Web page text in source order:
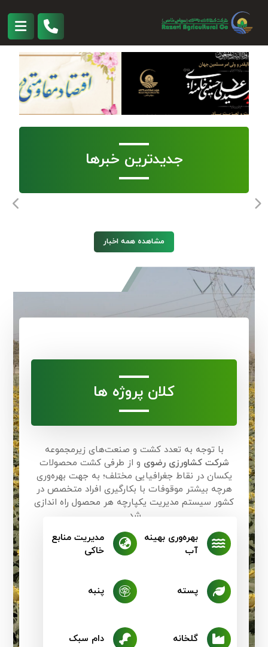
جدیدترین خبرها
مشاهده همه اخبار
کلان پروژه ها
با توجه به تعدد کشت و صنعت‌های زیرمجموعه
شرکت کشاورزی رضوی و از طرفی کشت محصولات
یکسان در نقاط جغرافیایی مختلف؛ به جهت بهره‌وری
هرچه بیشتر موقوفات با بکارگیری افراد متخصص در
کشور سیستم مدیریت یکپارچه هر محصول راه اندازی
شد.
مدیریت منابع
خاکی
بهره‌وری بهینه
آب
پنبه پسته
دام سبک گلخانه